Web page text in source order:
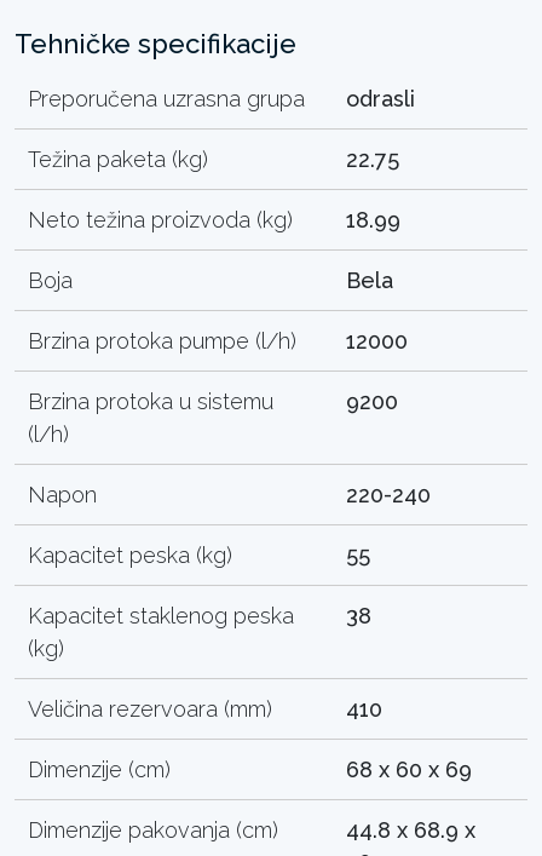
Tehničke specifikacije
Preporučena uzrasna grupa odrasli
Težina paketa (kg) 22.75
Neto težina proizvoda (kg) 18.99
Boja Bela
Brzina protoka pumpe (l/h) 12000
Brzina protoka u sistemu
(l/h)
9200
Napon 220-240
Kapacitet peska (kg) 55
Kapacitet staklenog peska
(kg)
38
Veličina rezervoara (mm) 410
Dimenzije (cm) 68 x 60 x 69
Dimenzije pakovanja (cm)
44.8 x 68.9 x